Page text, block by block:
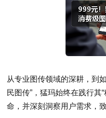
从专业图传领域的深耕，到
民图传”，猛玛始终在践行其
命，并深刻洞察用户需求，